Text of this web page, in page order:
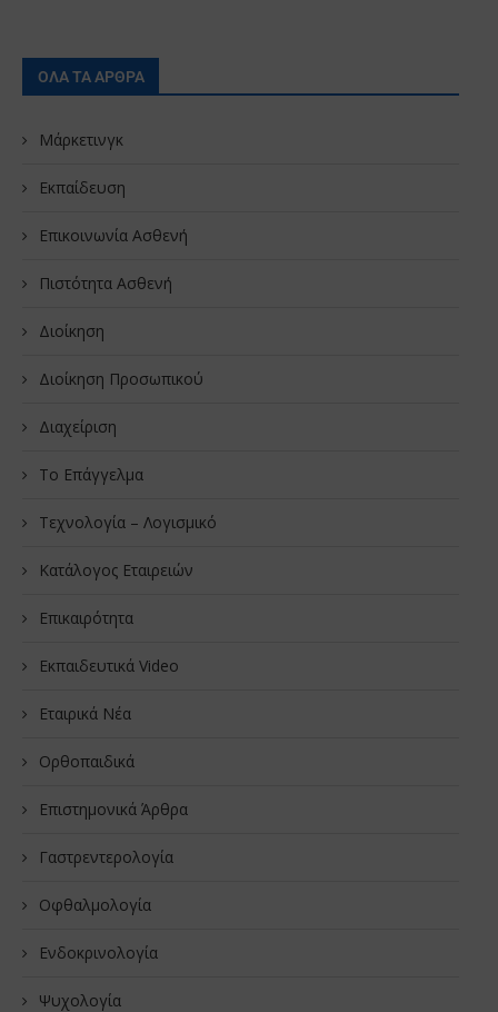
ΟΛΑ ΤΑ ΑΡΘΡΑ
Μάρκετινγκ
Εκπαίδευση
Επικοινωνία Ασθενή
Πιστότητα Ασθενή
Διοίκηση
Διοίκηση Προσωπικού
Διαχείριση
Το Επάγγελμα
Τεχνολογία – Λογισμικό
Κατάλογος Εταιρειών
Επικαιρότητα
Εκπαιδευτικά Video
Εταιρικά Νέα
Oρθοπαιδικά
Επιστημονικά Άρθρα
Γαστρεντερολογία
Οφθαλμολογία
Ενδοκρινολογία
Ψυχολογία